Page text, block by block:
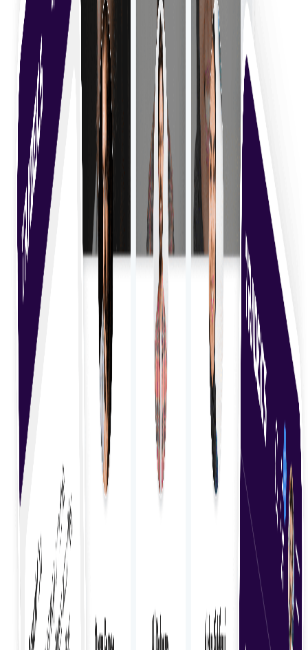
Vizitați piața
Achiziționarea de talente
Descoperiți talente freelance de top în mod eficient
printr-un proces de căutare simplificat, adaptat
nevoilor dumneavoastră.
Potrivirea competențelor
Potriviți expertiza freelancerilor cu cerințele
proiectului dvs. pentru a asigura o potrivire perfectă
și rezultate optime.
Integrare rapidă
Integrați rapid freelanceri cu proceduri simplificate
pentru a-i integra fără probleme în echipa și
proiectele dvs.